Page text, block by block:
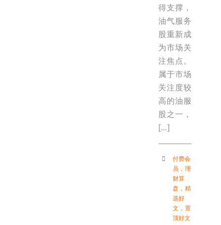
得支撑，
油气服务
股重新成
为市场关
注焦点。
属于市场
关注度较
高的油服
股之一，
[…]
付费会
员 ， 理
财算
盘 ， 精
选好
文 ， 置
顶好文